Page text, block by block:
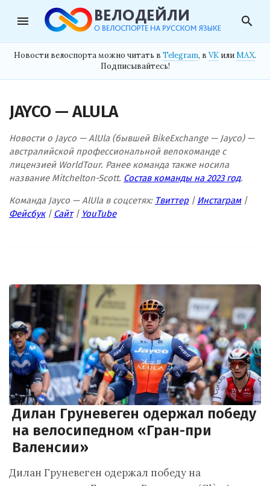
menu search
Новости велоспорта можно читать в Telegram, в VK илиMAX.
Подписывайтесь!
JAYCO — ALULA
Новости о Jayco — AlUla (бывшей BikeExchange — Jayco) —
австралийской профессиональной велокоманде с
лицензией WorldTour. Ранее команда также носила
название Mitchelton-Scott. Состав команды на 2023 год.
Команда Jayco — AlUla в соцсетях: Твиттер| Инстаграм|
Фейсбук| Сайт| YouTube
Дилан Груневеген одержал победу
на велосипедном «Гран-при
Валенсии»
Дилан Груневеген одержал победу на